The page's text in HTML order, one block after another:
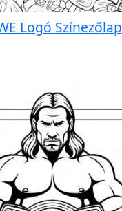
Logó Színezőlap